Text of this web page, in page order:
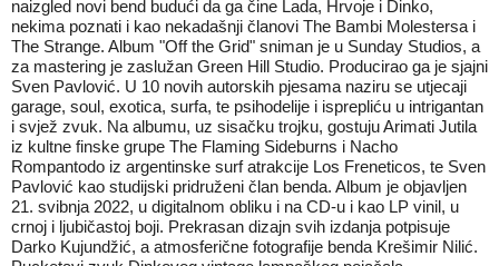
naizgled novi bend budući da ga čine Lada, Hrvoje i Dinko,
nekima poznati i kao nekadašnji članovi The Bambi Molestersa i
The Strange. Album "Off the Grid" sniman je u Sunday Studios, a
za mastering je zaslužan Green Hill Studio. Producirao ga je sjajni
Sven Pavlović. U 10 novih autorskih pjesama naziru se utjecaji
garage, soul, exotica, surfa, te psihodelije i isprepliću u intrigantan
i svjež zvuk. Na albumu, uz sisačku trojku, gostuju Arimati Jutila
iz kultne finske grupe The Flaming Sideburns i Nacho
Rompantodo iz argentinske surf atrakcije Los Freneticos, te Sven
Pavlović kao studijski pridruženi član benda. Album je objavljen
21. svibnja 2022, u digitalnom obliku i na CD-u i kao LP vinil, u
crnoj i ljubičastoj boji. Prekrasan dizajn svih izdanja potpisuje
Darko Kujundžić, a atmosferične fotografije benda Krešimir Nilić.